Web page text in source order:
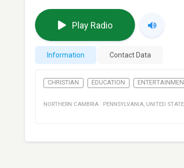
Play Radio
Information Contact Data
CHRISTIAN EDUCATION
NORTHERN CAMBRIA · PENNSYLVANIA, UNITED